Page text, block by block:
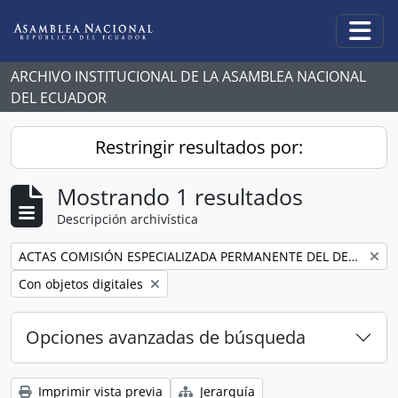
ARCHIVO INSTITUCIONAL DE LA ASAMBLEA NACIONAL
DEL ECUADOR
Restringir resultados por:
Mostrando 1 resultados
Descripción archivística
Remove filter:
ACTAS COMISIÓN ESPECIALIZADA PERMANENTE DEL DERECHO AL TRABAJO Y A LA SEGURIDAD SOCIAL
Remove filter:
Con objetos digitales
Opciones avanzadas de búsqueda
Imprimir vista previa Jerarquía